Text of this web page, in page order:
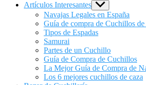
Artículos Interesantes Show
sub
menu
Navajas Legales en España
Guía de compra de Cuchillos
Tipos de Espadas
Samurai
Partes de un Cuchillo
Guía de Compra de Cuchillos
La Mejor Guía de Compra de
Los 6 mejores cuchillos de caza